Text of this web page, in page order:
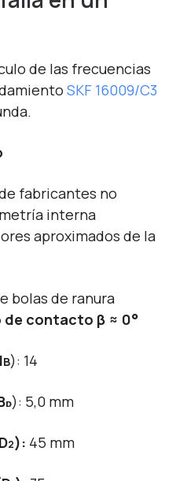
de las frecuencias
SKF 16009/C3
fabricantes no
interna
aproximados de la
bolas de ranura
de contacto β ≈ 0°
B): 14
ᴅ): 5,0 mm
2): 45 mm